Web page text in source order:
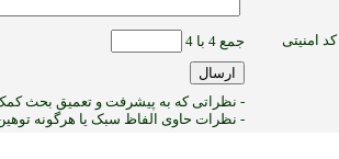
کد امنیتی جمع 4 با 4
- نظراتی که به پیشرفت و تعمیق بحث
- نظرات حاوی الفاظ سبک یا هرگونه